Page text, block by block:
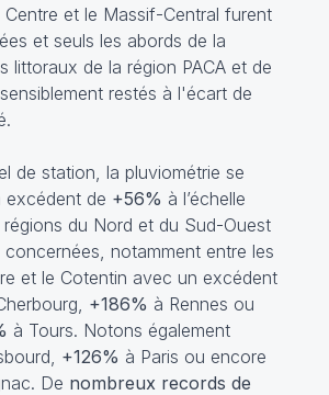
Centre et le Massif-Central furent
et seuls les abords de la
littoraux de la région PACA et de
restés à l'écart de
de station, la pluviométrie se
excédent de +56% à l’échelle
du Nord et du Sud-Ouest
notamment entre les
et le Cotentin avec un excédent
+186% à Rennes ou
à Tours. Notons également
+126% à Paris ou encore
De nombreux records de